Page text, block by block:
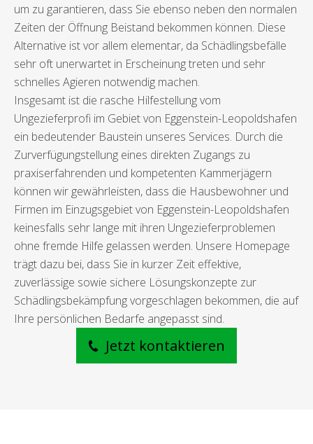
um zu garantieren, dass Sie ebenso neben den normalen
Zeiten der Öffnung Beistand bekommen können. Diese
Alternative ist vor allem elementar, da Schädlingsbefälle
sehr oft unerwartet in Erscheinung treten und sehr
schnelles Agieren notwendig machen.
Insgesamt ist die rasche Hilfestellung vom
Ungezieferprofi im Gebiet von Eggenstein-Leopoldshafen
ein bedeutender Baustein unseres Services. Durch die
Zurverfügungstellung eines direkten Zugangs zu
praxiserfahrenden und kompetenten Kammerjägern
können wir gewährleisten, dass die Hausbewohner und
Firmen im Einzugsgebiet von Eggenstein-Leopoldshafen
keinesfalls sehr lange mit ihren Ungezieferproblemen
ohne fremde Hilfe gelassen werden. Unsere Homepage
trägt dazu bei, dass Sie in kurzer Zeit effektive,
zuverlässige sowie sichere Lösungskonzepte zur
Schädlingsbekämpfung vorgeschlagen bekommen, die auf
Ihre persönlichen Bedarfe angepasst sind.
Jetzt kontaktieren